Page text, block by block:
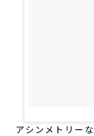
アシンメトリー